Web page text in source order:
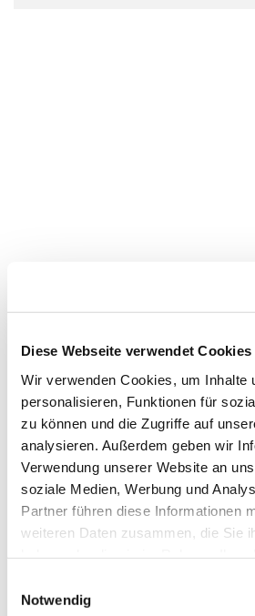
Diese Webseite verwendet Cookies
Wir verwenden Cookies, um Inhalte
personalisieren, Funktionen für
zu können und die Zugriffe auf
analysieren. Außerdem geben wir
Verwendung unserer Website an
soziale Medien, Werbung und
Partner führen diese Informationen
weiteren Daten zusammen, die Sie
Notwendig
Dies könnte Sie auch